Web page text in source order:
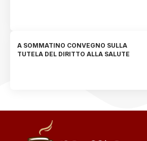
A SOMMATINO CONVEGNO SULLA
TUTELA DEL DIRITTO ALLA SALUTE